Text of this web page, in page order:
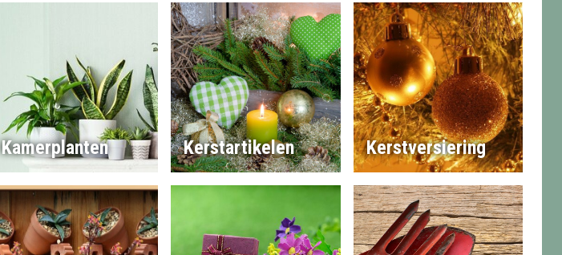
Kamerplanten Kerstartikelen Kerstversiering